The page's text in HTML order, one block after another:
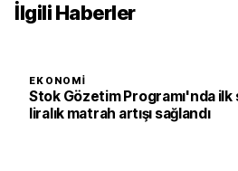
İlgili Haberler
EKONOMI
Stok Gözetim Programı'nda
liralık matrah artışı sağlandı